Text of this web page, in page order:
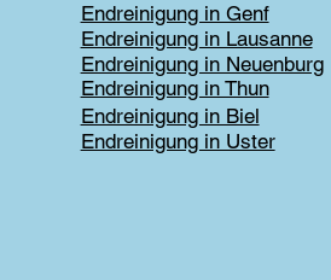
Endreinigung in Genf
Endreinigung in Lausanne
Endreinigung in Neuenburg
Endreinigung in Thun
Endreinigung in Biel
Endreinigung in Uster